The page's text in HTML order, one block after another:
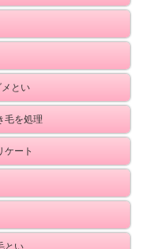
とい
毛を処理
ケート
とい